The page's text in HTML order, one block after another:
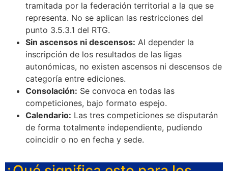
tramitada por la federación territorial a la que se
representa. No se aplican las restricciones del
punto 3.5.3.1 del RTG.
Sin ascensos ni descensos: Al depender la
inscripción de los resultados de las ligas
autonómicas, no existen ascensos ni descensos de
categoría entre ediciones.
Consolación: Se convoca en todas las
competiciones, bajo formato espejo.
Calendario: Las tres competiciones se disputarán
de forma totalmente independiente, pudiendo
coincidir o no en fecha y sede.